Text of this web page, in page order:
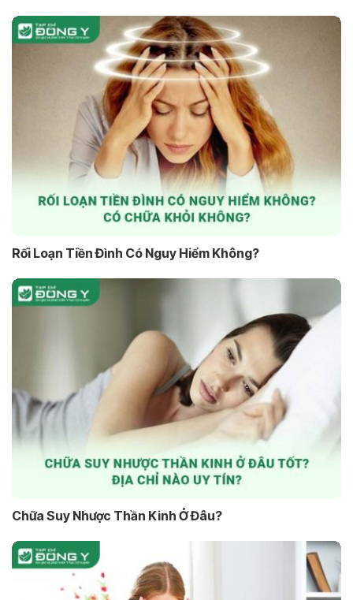
Rối Loạn Tiền Đình Có Nguy Hiểm Không?
Chữa Suy Nhược Thần Kinh Ở Đâu?